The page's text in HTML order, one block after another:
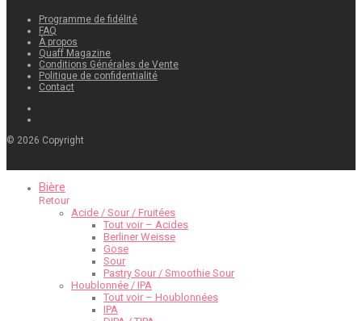
Programme de fidélité
FAQ
À propos
Quaff Magazine
Conditions Générales de Vente
Politique de confidentialité
Contact
© 2026 Copyright
Bière
Retour
Acide / Sour / Fruitées
Tout voir – Acides
Berliner Weisse
Gose
Sour
Pastry Sour / Smoothie Sour
Houblonnée / IPA
Tout voir – Houblonnées
IPA